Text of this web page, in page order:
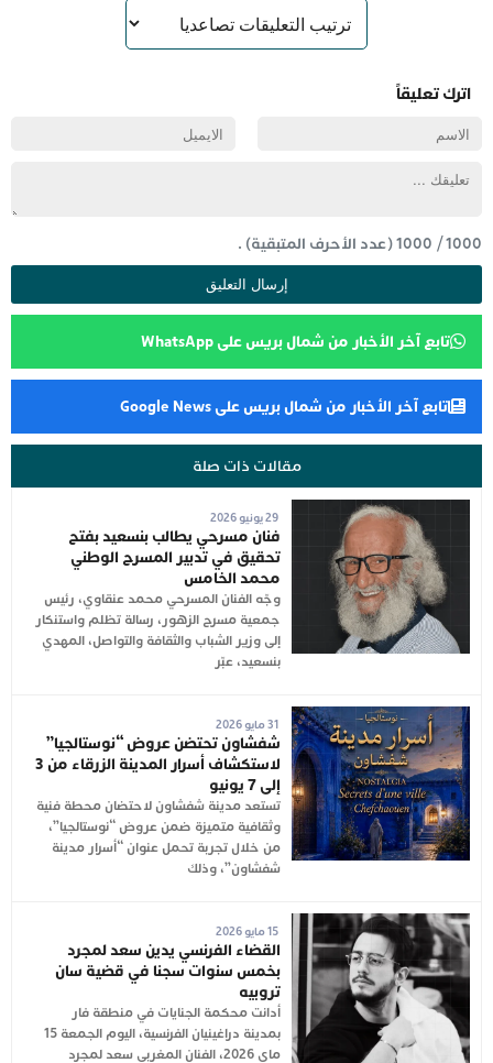
اترك تعليقاً
1000
/
1000(عدد الأحرف المتبقية) .
تابع آخر الأخبار من شمال بريس على WhatsApp
تابع آخر الأخبار من شمال بريس على Google News
مقالات ذات صلة
29 يونيو 2026
فنان مسرحي يطالب بنسعيد بفتح
تحقيق في تدبير المسرح الوطني
محمد الخامس
وجّه الفنان المسرحي محمد عنقاوي، رئيس
جمعية مسرح الزهور، رسالة تظلم واستنكار
إلى وزير الشباب والثقافة والتواصل، المهدي
بنسعيد، عبّر
31 مايو 2026
شفشاون تحتضن عروض “نوستالجيا”
لاستكشاف أسرار المدينة الزرقاء من 3
إلى 7 يونيو
تستعد مدينة شفشاون لاحتضان محطة فنية
وثقافية متميزة ضمن عروض “نوستالجيا”،
من خلال تجربة تحمل عنوان “أسرار مدينة
شفشاون”، وذلك
15 مايو 2026
القضاء الفرنسي يدين سعد لمجرد
بخمس سنوات سجنا في قضية سان
تروبيه
أدانت محكمة الجنايات في منطقة فار
بمدينة دراغينيان الفرنسية، اليوم الجمعة 15
ماي 2026، الفنان المغربي سعد لمجرد